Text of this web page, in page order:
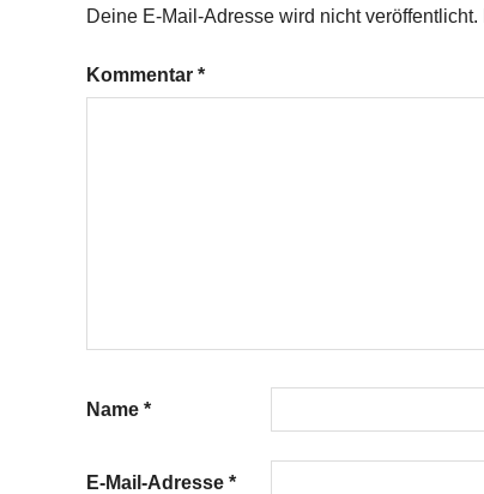
Mandeln
Deine E-Mail-Adresse wird nicht veröffentlicht.
Kommentar *
Name *
E-Mail-Adresse *